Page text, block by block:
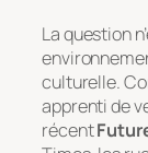
La question
culturelle.
apprenti de
récent